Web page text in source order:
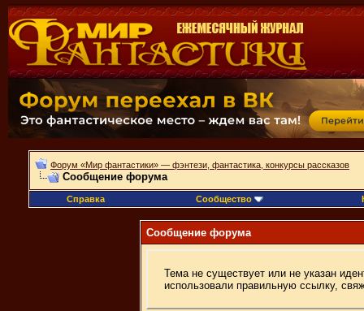
Форум «Мир фантастики» — фэнтези, фантастика, конкурсы рассказов
Сообщение форума
Справка Сообщество
Сообщение форума
Тема не существует или не указан
использовали правильную ссылку,